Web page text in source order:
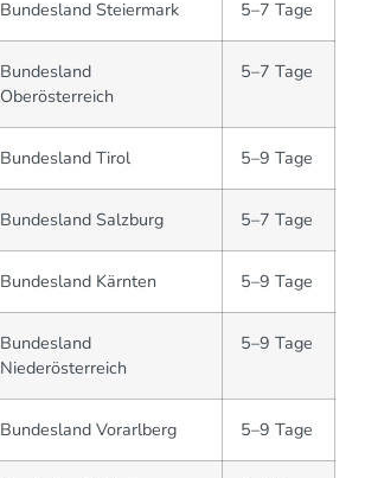
Bundesland Steiermark 5–7 Tage
Bundesland
Oberösterreich
5–7 Tage
Bundesland Tirol 5–9 Tage
Bundesland Salzburg 5–7 Tage
Bundesland Kärnten 5–9 Tage
Bundesland
Niederösterreich
5–9 Tage
Bundesland Vorarlberg 5–9 Tage